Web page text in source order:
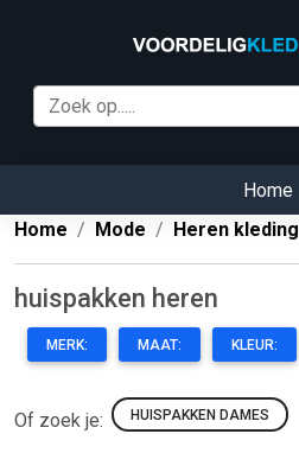
Home
Home
Mode Heren kleding
huispakken heren
MERK: MAAT: KLEUR:
Of zoek je: HUISPAKKEN DAMES